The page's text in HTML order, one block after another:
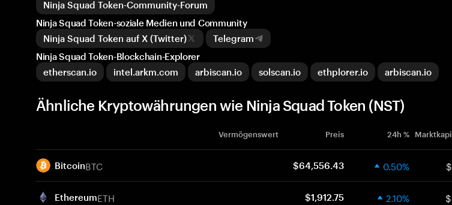
Ninja Squad Token-Community-Forum
Ninja Squad Token-soziale Medien und Community
Ninja Squad Token auf X (Twitter)
Telegram
Ninja Squad Token-Blockchain-Explorer
etherscan.io
intel.arkm.com arbiscan.io solscan.io ethplorer.io arbiscan.io
Ähnliche Kryptowährungen wie Ninja Squad Token (NST)
Vermögenswert Preis 24h %
BitcoinBTC $64,556.43 0.50%
EthereumETH $1,912.75 2.10%